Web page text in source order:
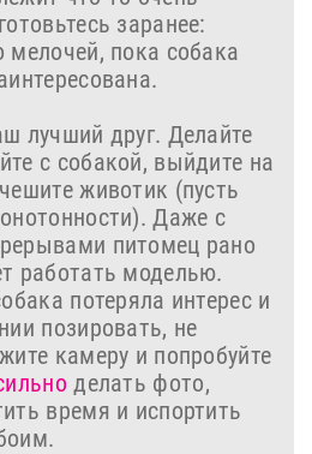
заранее:
мелочей, пока собака
лучший друг. Делайте
с собакой, выйдите на
животик (пусть
Даже с
питомец рано
работать моделью.
потеряла интерес и
позировать, не
камеру и попробуйте
делать фото,
время и испортить